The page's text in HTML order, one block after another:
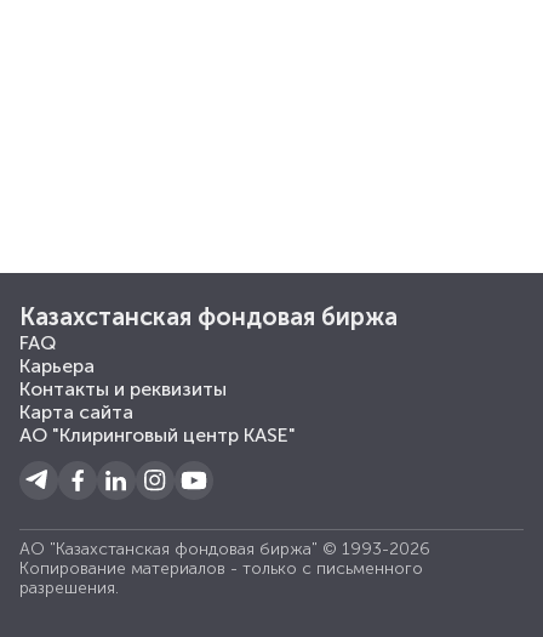
Казахстанская фондовая биржа
FAQ
Карьера
Контакты и реквизиты
Карта сайта
АО "Клиринговый центр KASE"
АО "Казахстанская фондовая биржа" © 1993-2026
Копирование материалов - только с письменного
разрешения.